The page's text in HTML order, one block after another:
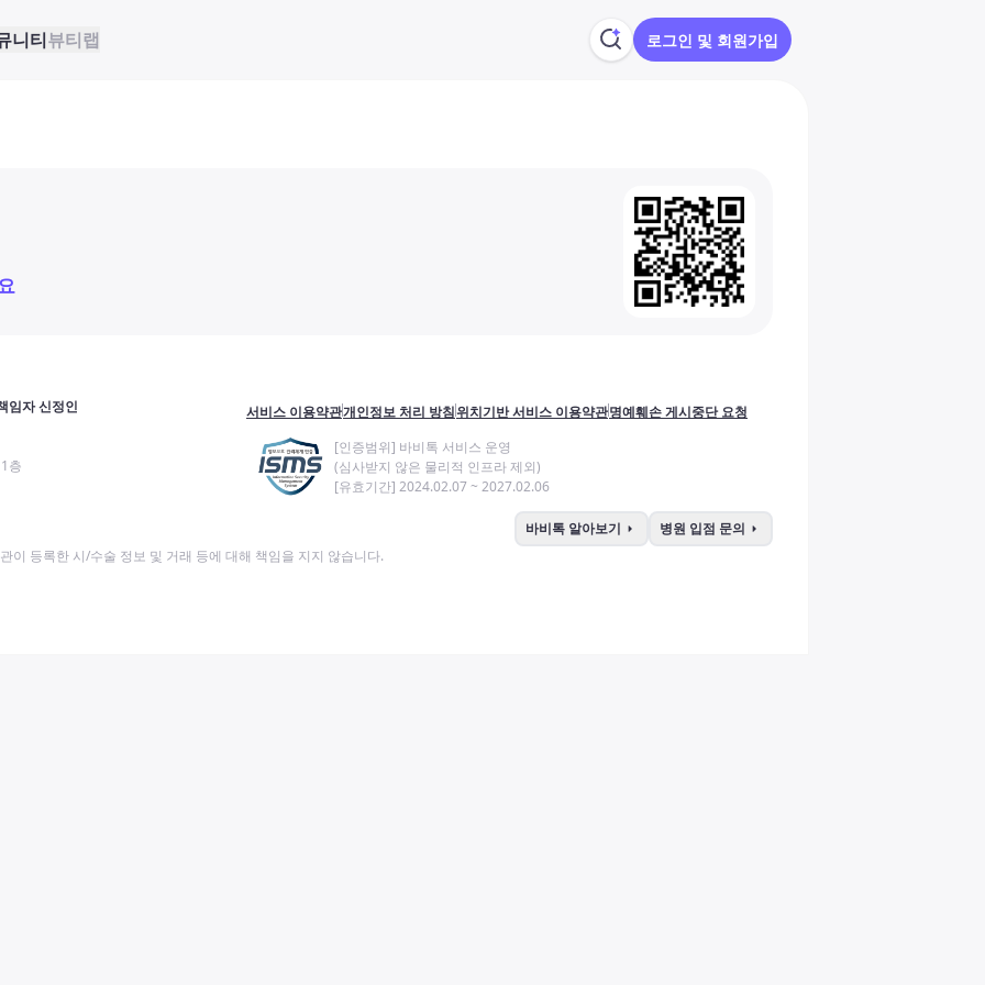
니티뷰티랩 로그인 및 회원가입
임자 신정인
층
서비스 이용약관개인정보 처리 방침위치기반 서비스 이용약관명예훼손 게시중단 요청
[인증범위] 바비톡 서비스 운영
(심사받지 않은 물리적 인프라 제외)
[유효기간] 2024.02.07 ~ 2027.02.06
바비톡 알아보기 arrow_right 병원 입점 문의 arrow_right
이 등록한 시/수술 정보 및 거래 등에 대해 책임을 지지 않습니다.